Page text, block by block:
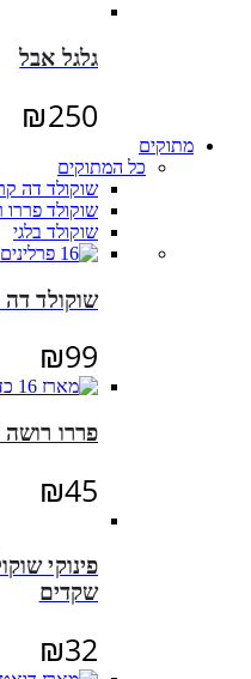
גלגל אבל
₪250
מתוקים
כל המתוקים
שוקולד דה
שוקולד פררו
שוקולד בלגי
שוקולד דה קרינה
₪99
פררו רושה 16 כדורים
₪45
פינוקי
שקדים
₪32